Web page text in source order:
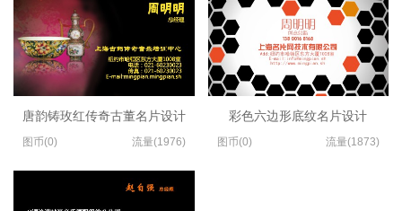
唐韵铸玫红传奇古董名片设计
图币(0) 流量(1976)
彩色六边形底纹名片设计
图币(0) 流量(1873)